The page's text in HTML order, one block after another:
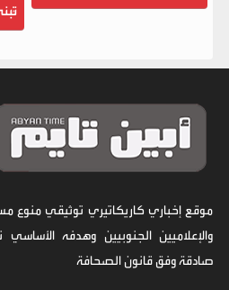
موقع إخباري كاريكاتيري توثيقي منوع
والإعلاميين الجنوبيين وهدفه
صادقة وفق قانون الصحافة